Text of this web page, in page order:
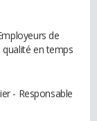
de
qualité en temps
- Responsable